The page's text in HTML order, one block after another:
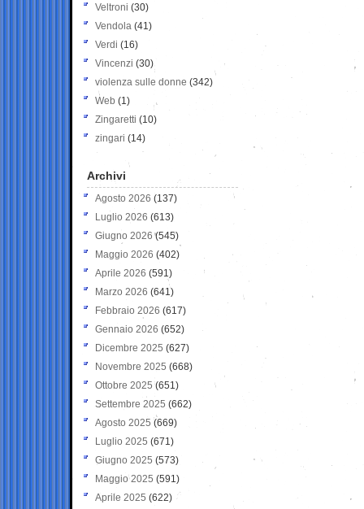
Veltroni (30)
Vendola (41)
Verdi (16)
Vincenzi (30)
violenza sulle donne (342)
Web (1)
Zingaretti (10)
zingari (14)
Archivi
Agosto 2026 (137)
Luglio 2026 (613)
Giugno 2026 (545)
Maggio 2026 (402)
Aprile 2026 (591)
Marzo 2026 (641)
Febbraio 2026 (617)
Gennaio 2026 (652)
Dicembre 2025 (627)
Novembre 2025 (668)
Ottobre 2025 (651)
Settembre 2025 (662)
Agosto 2025 (669)
Luglio 2025 (671)
Giugno 2025 (573)
Maggio 2025 (591)
Aprile 2025 (622)